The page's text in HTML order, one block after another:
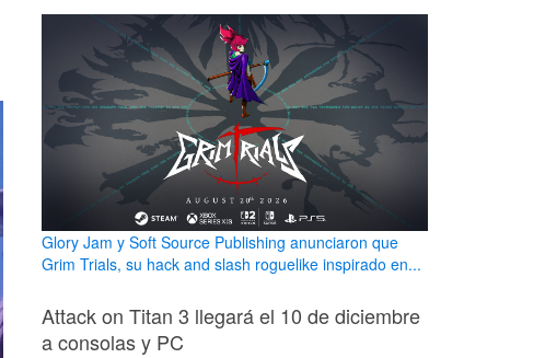
Glory Jam y Soft Source Publishing anunciaron que
Grim Trials, su hack and slash roguelike inspirado en...
Attack on Titan 3 llegará el 10 de diciembre
a consolas y PC